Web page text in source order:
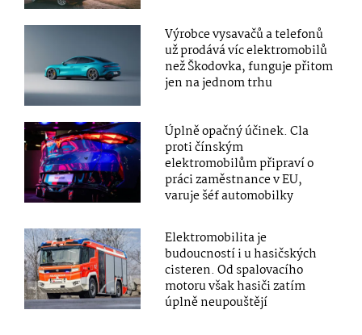
Výrobce vysavačů a telefonů
už prodává víc elektromobilů
než Škodovka, funguje přitom
jen na jednom trhu
Úplně opačný účinek. Cla
proti čínským
elektromobilům připraví o
práci zaměstnance v EU,
varuje šéf automobilky
Elektromobilita je
budoucností i u hasičských
cisteren. Od spalovacího
motoru však hasiči zatím
úplně neupouštějí